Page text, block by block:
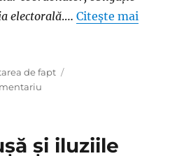
electorală.…Citește mai
de fapt
Oare
şi iluziile